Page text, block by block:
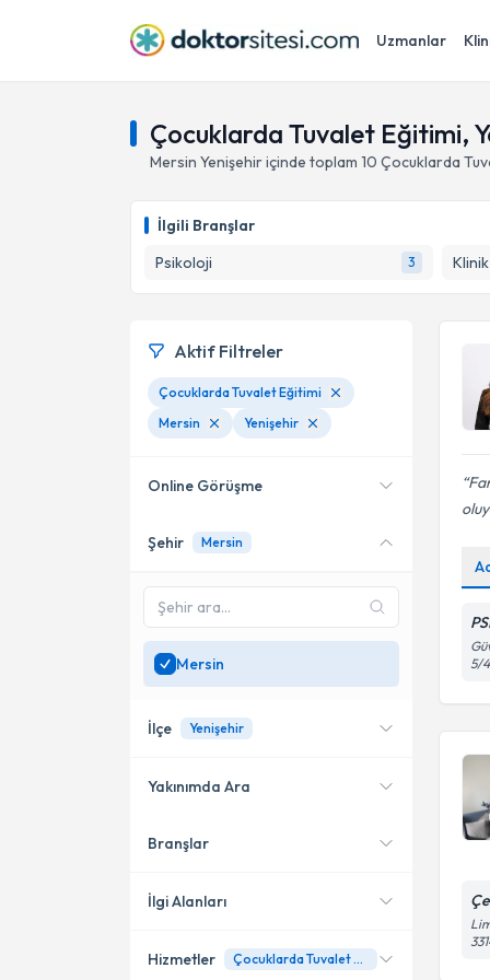
Uzmanlar
Çocuklarda Tuvalet Eğitimi,
Mersin Yenişehiriçinde toplam 10 Çocuklarda
İlgili Branşlar
Psikoloji
3
5/4
Aktif Filtreler
Çocuklarda Tuvalet Eğitimi
Mersin
Yenişehir
Online Görüşme
Online danışmanlık sunan
SadeceMersin
uzman ara
Şehir Mersin
Mersin
İlçe Yenişehir
Yenişehir
Mezitli
Yakınımda Ara
Konumuma yakın uzmanları
Branşlar
Psikoloji
İlgi Alanları
Hizmetler Çocuklarda Tuvalet Eğitimi